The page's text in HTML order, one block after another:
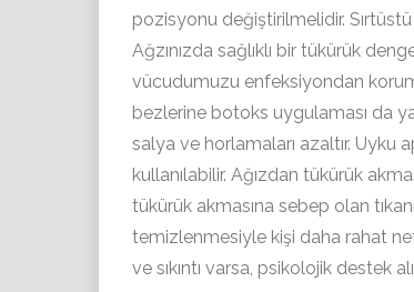
pozisyonu değiştirilmelidir.
Ağzınızda sağlıklı bir tükürük
vücudumuzu enfeksiyondan
bezlerine botoks uygulaması da
salya ve horlamaları azaltır. Uyku
kullanılabilir. Ağızdan tükürük
tükürük akmasına sebep olan
temizlenmesiyle kişi daha rahat
ve sıkıntı varsa, psikolojik destek